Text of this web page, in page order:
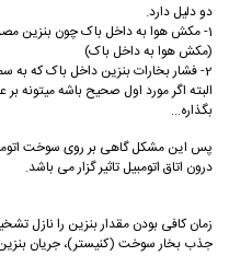
دو دلیل دارد.
1- مکش هوا به داخل باک چون بنزین
(مکش هوا به داخل باک)
2- فشار بخارات بنزین داخل باک که به سمت خارج هست.(خروج هوا از باک)
البته اگر مورد اول صحیح باشه میتونه
بگذاره...
پس این مشکل گاهی بر روی سوخت
درون اتاق اتومبیل تاثیر گزار می باشد.
زمان کافی بودن مقدار بنزین را نازل
جذب بخار سوخت (کنیستر)، جریان